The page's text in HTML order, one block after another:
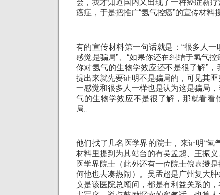
会，我才知道国内又出现了一种癌症新
癌症，于是把推广“氢气控癌”的宣传材料
有的宣传材料第一句话就是：“很多人
感觉是骗局”、“如果你还在纠结于氢气
你对氢气的生物学效应还不是很了解”
提出来就先要证明不是骗局的，可见其
一感觉和很多人一样也是认为这是骗局
气的生物学效应不是很了解，那就看看
局。
他们找了几名医学界的院士，来证明“氢
材料里提到为其站台的有吴孟超、王振
医学界院士（此外还有一位院士倪嘉缵
何他也去凑热闹）。吴孟超是广州复大
义是该医院总顾问，都是有利益关系的